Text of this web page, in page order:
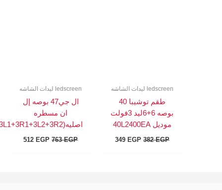
ledscreen ليدات الشاشه
طقم توشيبا 40
بوصه 6+6ليد 3فولت
موديل 40L2400EA
382EGP
349EGP
ledscreen ليدات الشاشه
ال جي47 بوصه إل
ان مسطره
اصليه(3L1+3R1+3L2+3R2)
763EGP
512EGP